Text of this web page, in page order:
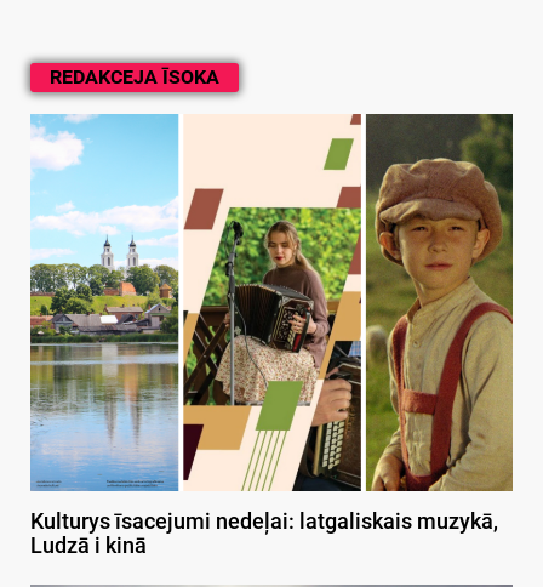
REDAKCEJA ĪSOKA
Kulturys īsacejumi nedeļai: latgaliskais muzykā,
Ludzā i kinā